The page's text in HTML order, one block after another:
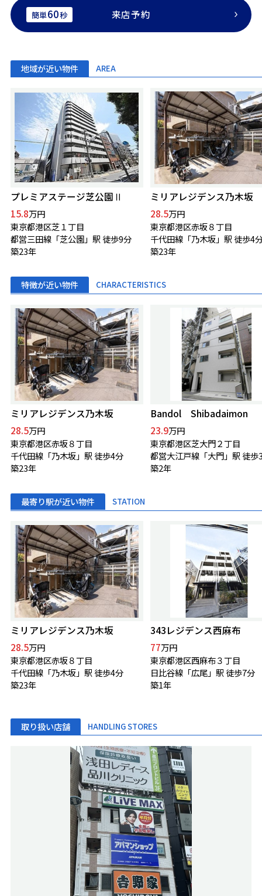
簡単60秒 来店予約
地域が近い物件 AREA
プレミアステージ芝公園Ⅱ
15.8万円
東京都港区芝１丁目
都営三田線「芝公園」駅 徒歩9分
築23年
ミリアレジデンス乃木坂
28.5万円
東京都港区赤坂８丁目
千代田線「乃木坂」駅 徒歩4
築23年
特徴が近い物件 CHARACTERISTICS
ミリアレジデンス乃木坂
28.5万円
東京都港区赤坂８丁目
千代田線「乃木坂」駅 徒歩4分
築23年
Bandol Shibadaimon
23.9万円
東京都港区芝大門２丁目
都営大江戸線「大門」駅 徒歩
築2年
最寄り駅が近い物件 STATION
ミリアレジデンス乃木坂
28.5万円
東京都港区赤坂８丁目
千代田線「乃木坂」駅 徒歩4分
築23年
343レジデンス西麻布
77万円
東京都港区西麻布３丁目
日比谷線「広尾」駅 徒歩7分
築1年
取り扱い店舗 HANDLING STORES